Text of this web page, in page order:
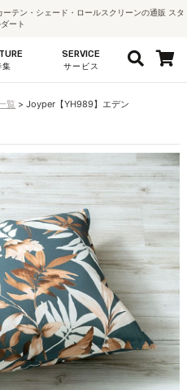
テン・シェード・ロールスクリーンの通販 スタ
ート
集
SERVICE
サービス
覧 Joyper【YH989】エデン